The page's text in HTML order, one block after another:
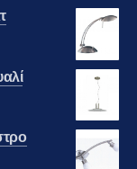
€110.00.
τιμή είναι: €70.00.
€40.00.
τιμή είναι: €30.00.